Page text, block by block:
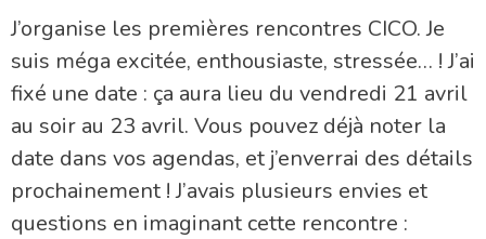
J’organise les premières rencontres CICO. Je
suis méga excitée, enthousiaste, stressée… ! J’ai
fixé une date : ça aura lieu du vendredi 21 avril
au soir au 23 avril. Vous pouvez déjà noter la
date dans vos agendas, et j’enverrai des détails
prochainement ! J’avais plusieurs envies et
questions en imaginant cette rencontre :